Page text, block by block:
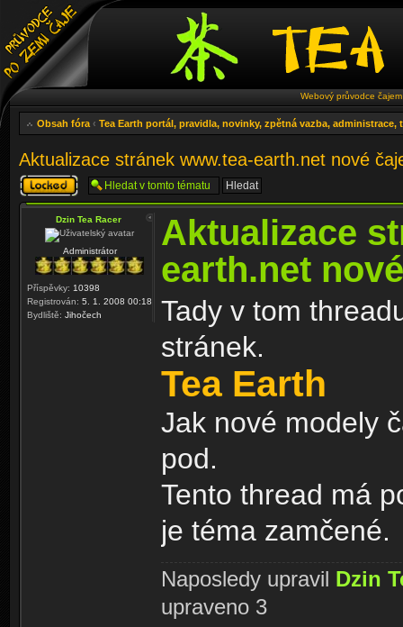
Webový průvodce
Obsah fóra ‹ Tea Earth portál, pravidla, novinky, zpětná vazba, administrace,
Aktualizace stránek www.tea-earth.net nové
Téma
uzamknuto
Dzin Tea Racer
Administrátor
Příspěvky: 10398
Registrován: 5. 1. 2008 00:18
Bydliště: Jihočech
Aktualizace
earth.net
Tady v tom
stránek.
Tea Earth
Jak nové modely
pod.
Tento thread má
je téma zamčené.
Naposledy upravil Dzin
upraveno 3